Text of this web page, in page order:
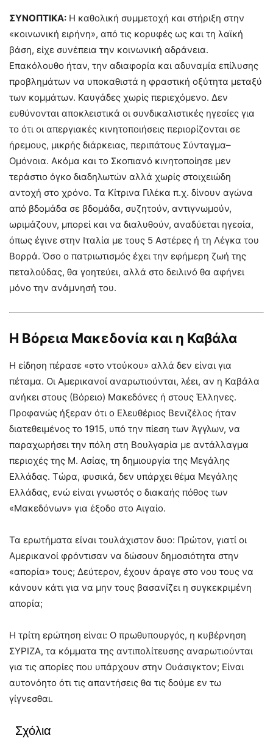
ΣΥΝΟΠΤΙΚΑ: Η καθολική συμμετοχή και στήριξη στην
«κοινωνική ειρήνη», από τις κορυφές ως και τη λαϊκή
βάση, είχε συνέπεια την κοινωνική αδράνεια.
Επακόλουθο ήταν, την αδιαφορία και αδυναμία επίλυσης
προβλημάτων να υποκαθιστά η φραστική οξύτητα μεταξύ
των κομμάτων. Καυγάδες χωρίς περιεχόμενο. Δεν
ευθύνονται αποκλειστικά οι συνδικαλιστικές ηγεσίες για
το ότι οι απεργιακές κινητοποιήσεις περιορίζονται σε
ήρεμους, μικρής διάρκειας, περιπάτους Σύνταγμα–
Ομόνοια. Ακόμα και το Σκοπιανό κινητοποίησε μεν
τεράστιο όγκο διαδηλωτών αλλά χωρίς στοιχειώδη
αντοχή στο χρόνο. Τα Κίτρινα Γιλέκα π.χ. δίνουν αγώνα
από βδομάδα σε βδομάδα, συζητούν, αντιγνωμούν,
ωριμάζουν, μπορεί και να διαλυθούν, αναδύεται ηγεσία,
όπως έγινε στην Ιταλία με τους 5 Αστέρες ή τη Λέγκα του
Βορρά. Όσο ο πατριωτισμός έχει την εφήμερη ζωή της
πεταλούδας, θα γοητεύει, αλλά στο δειλινό θα αφήνει
μόνο την ανάμνησή του.
Η Βόρεια Μακεδονία και η Καβάλα
Η είδηση πέρασε «στο ντούκου» αλλά δεν είναι για
πέταμα. Οι Αμερικανοί αναρωτιούνται, λέει, αν η Καβάλα
ανήκει στους (Βόρειο) Μακεδόνες ή στους Έλληνες.
Προφανώς ήξεραν ότι ο Ελευθέριος Βενιζέλος ήταν
διατεθειμένος το 1915, υπό την πίεση των Άγγλων, να
παραχωρήσει την πόλη στη Βουλγαρία με αντάλλαγμα
περιοχές της Μ. Ασίας, τη δημιουργία της Μεγάλης
Ελλάδας. Τώρα, φυσικά, δεν υπάρχει θέμα Μεγάλης
Ελλάδας, ενώ είναι γνωστός ο διακαής πόθος των
«Μακεδόνων» για έξοδο στο Αιγαίο.
Τα ερωτήματα είναι τουλάχιστον δυο: Πρώτον, γιατί οι
Αμερικανοί φρόντισαν να δώσουν δημοσιότητα στην
«απορία» τους; Δεύτερον, έχουν άραγε στο νου τους να
κάνουν κάτι για να μην τους βασανίζει η συγκεκριμένη
απορία;
Η τρίτη ερώτηση είναι: Ο πρωθυπουργός, η κυβέρνηση
ΣΥΡΙΖΑ, τα κόμματα της αντιπολίτευσης αναρωτιούνται
για τις απορίες που υπάρχουν στην Ουάσιγκτον; Είναι
αυτονόητο ότι τις απαντήσεις θα τις δούμε εν τω
γίγνεσθαι.
Σχόλια